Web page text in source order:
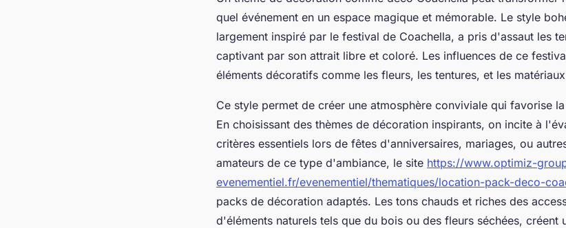
quel événement en un espace magique et mémorable. Le style
largement inspiré par le festival de Coachella, a pris d'assaut les
captivant par son attrait libre et coloré. Les influences de ce
éléments décoratifs comme les fleurs, les tentures, et les
Ce style permet de créer une atmosphère conviviale qui favorise
En choisissant des thèmes de décoration inspirants, on incite à
critères essentiels lors de fêtes d'anniversaires, mariages, ou
amateurs de ce type d'ambiance, le site https://www.optimiz-
evenementiel.fr/evenementiel/thematiques/location-pack-deco-
packs de décoration adaptés. Les tons chauds et riches des
d'éléments naturels tels que du bois ou des fleurs séchées, créent